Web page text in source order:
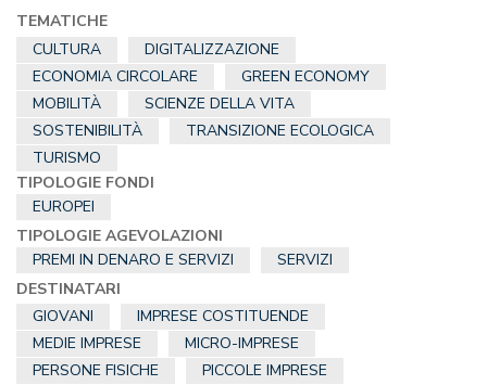
TEMATICHE
CULTURA
DIGITALIZZAZIONE
ECONOMIA CIRCOLARE
GREEN ECONOMY
MOBILITÀ
SCIENZE DELLA VITA
SOSTENIBILITÀ
TRANSIZIONE ECOLOGICA
TURISMO
TIPOLOGIE FONDI
EUROPEI
TIPOLOGIE AGEVOLAZIONI
PREMI IN DENARO E SERVIZI
SERVIZI
DESTINATARI
GIOVANI
IMPRESE COSTITUENDE
MEDIE IMPRESE
MICRO-IMPRESE
PERSONE FISICHE
PICCOLE IMPRESE